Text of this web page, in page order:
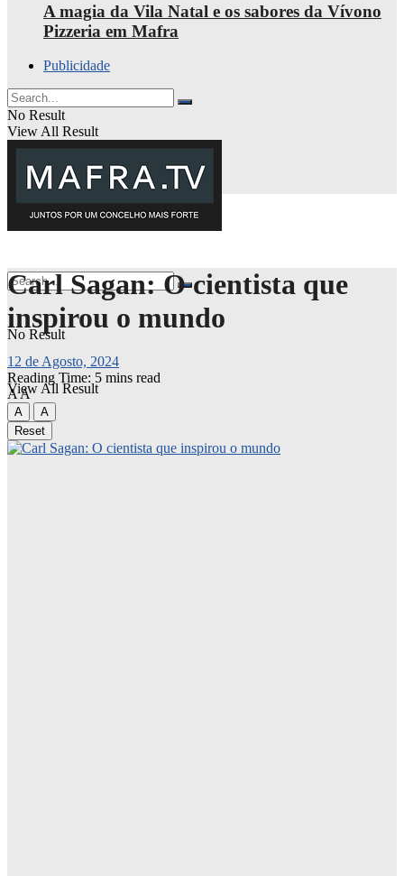
A magia da Vila Natal e os sabores da Vívono
Pizzeria em Mafra
Publicidade
No Result
View All Result
No Result
View All Result
Carl Sagan: O cientista que
inspirou o mundo
12 de Agosto, 2024
Reading Time: 5 mins read
A A
A
A
Reset